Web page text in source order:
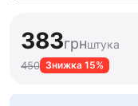
383грнштука
450 Знижка 15%